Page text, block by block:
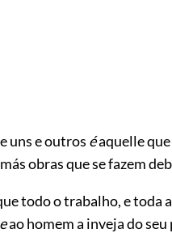
uns e outros éaquelle
obras que se fazem
todo o trabalho, e toda
ao homem a inveja do